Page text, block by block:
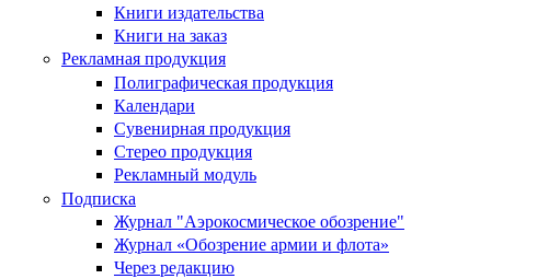
Книги издательства
Книги на заказ
Рекламная продукция
Полиграфическая продукция
Календари
Сувенирная продукция
Стерео продукция
Рекламный модуль
Подписка
Журнал "Аэрокосмическое обозрение"
Журнал «Обозрение армии и флота»
Через редакцию